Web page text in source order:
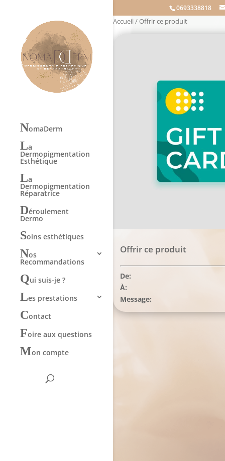
0693338818
NomaDerm
La
Dermopigmentation
Esthétique
La
Dermopigmentation
Réparatrice
Déroulement
Dermo
Soins esthétiques
Nos
Recommandations
Qui suis-je ?
Les prestations
Contact
Foire aux questions
Mon compte
Accueil/ Offrir ce produit
Offrir ce produit
De:
À:
Message: